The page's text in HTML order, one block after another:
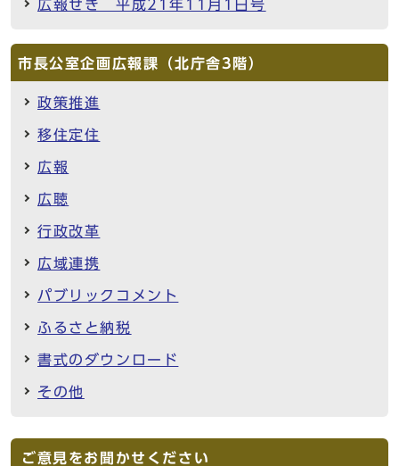
広報せき 平成21年11月1日号
市長公室企画広報課（北庁舎3階）
政策推進
移住定住
広報
広聴
行政改革
広域連携
パブリックコメント
ふるさと納税
書式のダウンロード
その他
ご意見をお聞かせください